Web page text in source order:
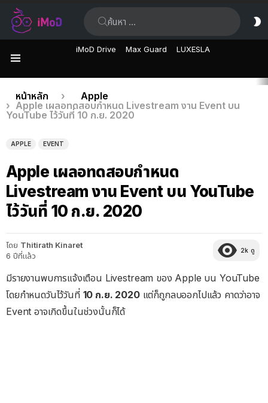
iMoD Drive Max Guard LUXESLA
เรื่อง
ล่าสุด
คุณอยู่ที่นี่:
หน้าหลัก
Apple
Apple เผลอทดสอบกำหนด Livestream งาน Event บน
YouTube ไว้วันที่ 10 ก.ย. 2020
APPLE EVENT
Apple เผลอทดสอบกำหนด
Livestream งาน Event บน YouTube
ไว้วันที่ 10 ก.ย. 2020
โดย Thitirath Kinaret
6 ปีที่แล้ว
2k ดู
มีรายงานพบการแจ้งเตือน Livestream ของ Apple บน YouTube
โดยกำหนดวันไว้วันที่ 10 ก.ย. 2020แต่ก็ถูกลบออกไปแล้ว คาดว่าอาจ
Event อาจเกิดขึ้นในช่วงนั้นก็ได้